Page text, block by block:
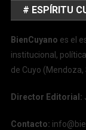
# ESPÍRITU
BienCuyano es el
institucional,
de Cuyo (Mendoza,
Director Editorial:
Contacto: